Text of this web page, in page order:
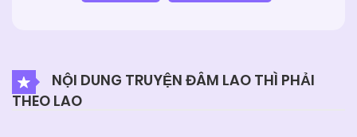
NỘI DUNG TRUYỆN ĐÂM LAO THÌ PHẢI
THEO LAO